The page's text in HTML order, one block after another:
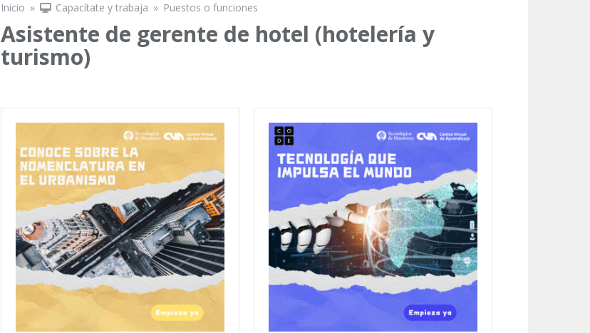
Se encuentra usted aquí
Inicio » Capacítate y trabaja » Puestos o funciones
Asistente de gerente de hotel (hotelería y
turismo)